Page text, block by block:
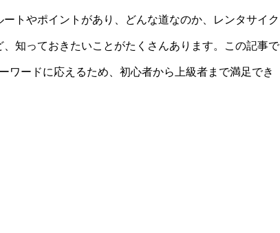
トやポイントがあり、どんな道なのか、レンタサイク
知っておきたいことがたくさんあります。この記事で
ワードに応えるため、初心者から上級者まで満足でき